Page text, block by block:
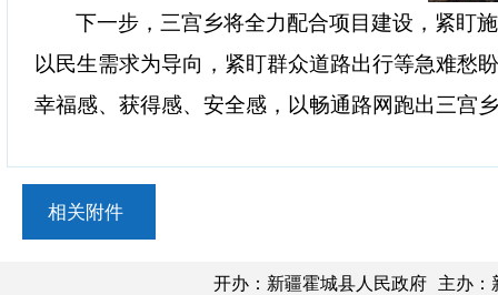
下一步，三宫乡将全力配合项目建设，紧盯
以民生需求为导向，紧盯群众道路出行等急难愁
幸福感、获得感、安全感，以畅通路网跑出三宫
相关附件
开办：新疆霍城县人民政府 主办